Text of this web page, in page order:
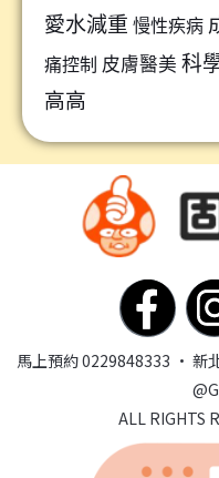
愛水減重 慢性疾病
痛控制 皮膚醫美 科
高高
馬上預約 0229848333 · 新
ALL RIGHTS